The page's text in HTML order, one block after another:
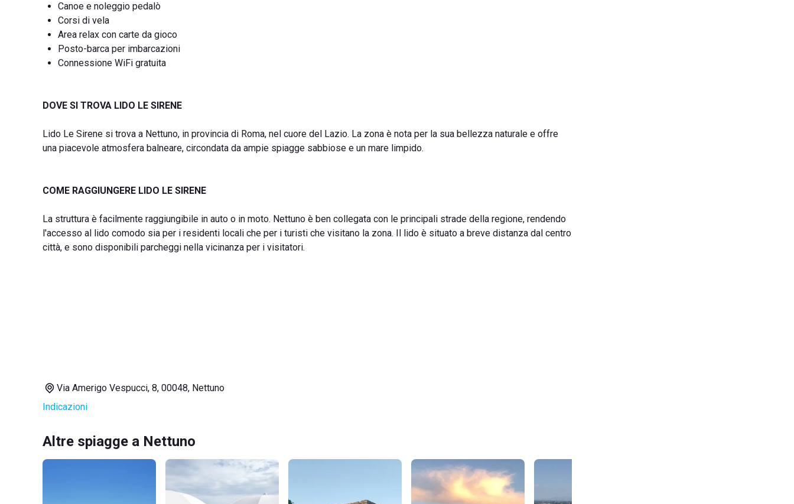
Canoe e noleggio pedalò
Corsi di vela
Area relax con carte da gioco
Posto-barca per imbarcazioni
Connessione WiFi gratuita
DOVE SI TROVA LIDO LE SIRENE
Lido Le Sirene si trova a Nettuno, in provincia di Roma, nel cuore del Lazio. La zona è nota per la sua bellezza naturale e offre
una piacevole atmosfera balneare, circondata da ampie spiagge sabbiose e un mare limpido.
COME RAGGIUNGERE LIDO LE SIRENE
La struttura è facilmente raggiungibile in auto o in moto. Nettuno è ben collegata con le principali strade della regione, rendendo
l'accesso al lido comodo sia per i residenti locali che per i turisti che visitano la zona. Il lido è situato a breve distanza dal centro
città, e sono disponibili parcheggi nella vicinanza per i visitatori.
Via Amerigo Vespucci, 8, 00048, Nettuno
Indicazioni
Altre spiagge a Nettuno